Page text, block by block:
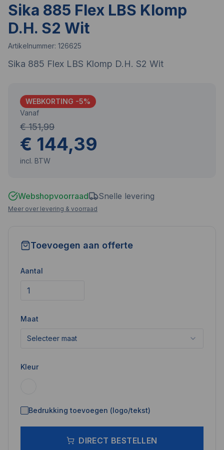
Sika 885 Flex LBS Klomp
D.H. S2 Wit
Artikelnummer: 126625
Sika 885 Flex LBS Klomp D.H. S2 Wit
WEBKORTING -5%
Vanaf
€ 151,99
€ 144,39
incl. BTW
Webshopvoorraad Snelle levering
Meer over levering & voorraad
Toevoegen aan offerte
Aantal
Maat
Selecteer maat
Kleur
Bedrukking toevoegen (logo/tekst)
DIRECT BESTELLEN